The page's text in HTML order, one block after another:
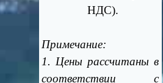
НДС).
Примечание:
1. Цены рассчитаны в
соответствии с